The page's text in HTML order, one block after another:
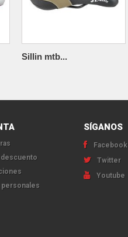
Sillin mtb...
personales
SÍGANOS
Facebook
Twitter
Youtube